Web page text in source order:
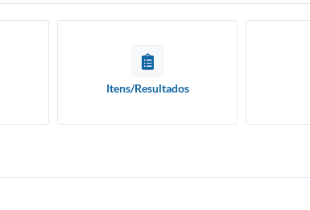
Itens/Resultados